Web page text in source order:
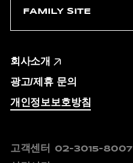
회사소개
광고/제휴 문의
개인정보보호방침
고객센터 02-3015-8007